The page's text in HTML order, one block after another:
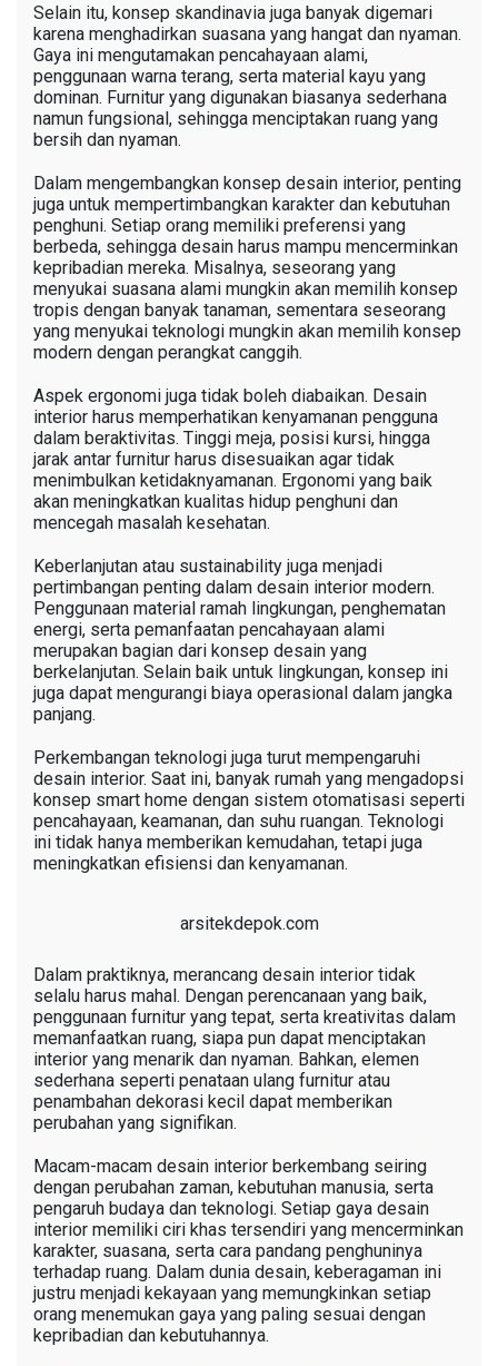
Selain itu, konsep skandinavia juga banyak digemari
karena menghadirkan suasana yang hangat dan nyaman.
Gaya ini mengutamakan pencahayaan alami,
penggunaan warna terang, serta material kayu yang
dominan. Furnitur yang digunakan biasanya sederhana
namun fungsional, sehingga menciptakan ruang yang
bersih dan nyaman.
Dalam mengembangkan konsep desain interior, penting
juga untuk mempertimbangkan karakter dan kebutuhan
penghuni. Setiap orang memiliki preferensi yang
berbeda, sehingga desain harus mampu mencerminkan
kepribadian mereka. Misalnya, seseorang yang
menyukai suasana alami mungkin akan memilih konsep
tropis dengan banyak tanaman, sementara seseorang
yang menyukai teknologi mungkin akan memilih konsep
modern dengan perangkat canggih.
Aspek ergonomi juga tidak boleh diabaikan. Desain
interior harus memperhatikan kenyamanan pengguna
dalam beraktivitas. Tinggi meja, posisi kursi, hingga
jarak antar furnitur harus disesuaikan agar tidak
menimbulkan ketidaknyamanan. Ergonomi yang baik
akan meningkatkan kualitas hidup penghuni dan
mencegah masalah kesehatan.
Keberlanjutan atau sustainability juga menjadi
pertimbangan penting dalam desain interior modern.
Penggunaan material ramah lingkungan, penghematan
energi, serta pemanfaatan pencahayaan alami
merupakan bagian dari konsep desain yang
berkelanjutan. Selain baik untuk lingkungan, konsep ini
juga dapat mengurangi biaya operasional dalam jangka
panjang.
Perkembangan teknologi juga turut mempengaruhi
desain interior. Saat ini, banyak rumah yang mengadopsi
konsep smart home dengan sistem otomatisasi seperti
pencahayaan, keamanan, dan suhu ruangan. Teknologi
ini tidak hanya memberikan kemudahan, tetapi juga
meningkatkan efisiensi dan kenyamanan.
arsitekdepok.com
Dalam praktiknya, merancang desain interior tidak
selalu harus mahal. Dengan perencanaan yang baik,
penggunaan furnitur yang tepat, serta kreativitas dalam
memanfaatkan ruang, siapa pun dapat menciptakan
interior yang menarik dan nyaman. Bahkan, elemen
sederhana seperti penataan ulang furnitur atau
penambahan dekorasi kecil dapat memberikan
perubahan yang signifikan.
Macam-macam desain interior berkembang seiring
dengan perubahan zaman, kebutuhan manusia, serta
pengaruh budaya dan teknologi. Setiap gaya desain
interior memiliki ciri khas tersendiri yang mencerminkan
karakter, suasana, serta cara pandang penghuninya
terhadap ruang. Dalam dunia desain, keberagaman ini
justru menjadi kekayaan yang memungkinkan setiap
orang menemukan gaya yang paling sesuai dengan
kepribadian dan kebutuhannya.